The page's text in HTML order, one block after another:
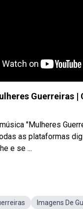
Guerreiras |
"Mulheres
as plataformas
e se ...
Imagens De